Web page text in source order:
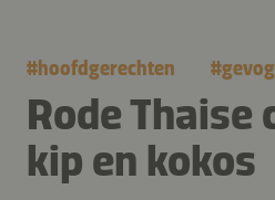
#hoofdgerechten #
Rode
kip en kokos